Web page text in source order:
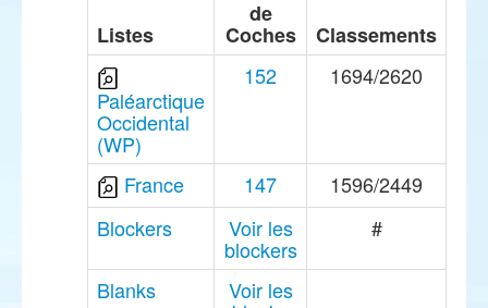
Listes
de
Coches Classements
Paléarctique
Occidental
(WP)
152 1694/2620
France 147
1596/2449
Blockers
Voir les
blockers
#
Blanks Voir les